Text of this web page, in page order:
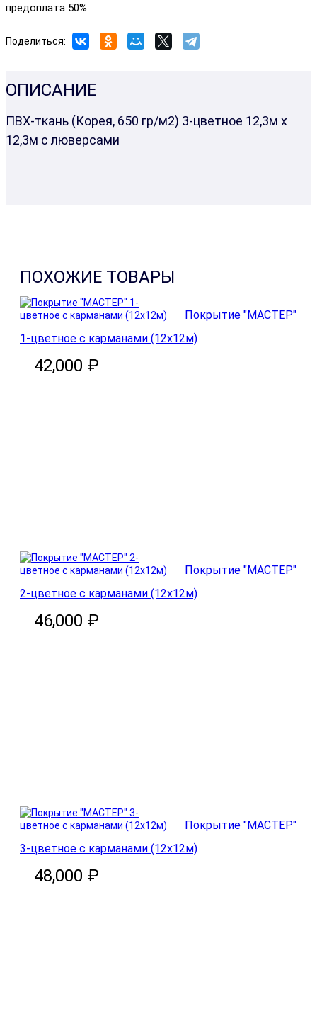
предоплата 50%
Поделиться:
ОПИСАНИЕ
ПВХ-ткань (Корея, 650 гр/м2) 3-цветное 12,3м х
12,3м с люверсами
ПОХОЖИЕ ТОВАРЫ
Покрытие "МАСТЕР"
1-цветное с карманами (12х12м)
42,000 ₽
Покрытие "МАСТЕР"
2-цветное с карманами (12х12м)
46,000 ₽
Покрытие "МАСТЕР"
3-цветное с карманами (12х12м)
48,000 ₽